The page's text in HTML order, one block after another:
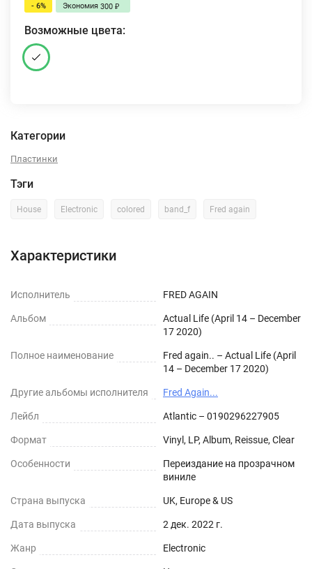
- 6% Экономия 300 ₽
Возможные цвета:
Категории
Пластинки
Тэги
House Electronic colored band_f Fred again
Характеристики
Исполнитель FRED AGAIN
Альбом
Actual Life (April 14 – December
17 2020)
Полное наименование
Fred again.. – Actual Life (April
14 – December 17 2020)
Другие альбомы исполнителя Fred Again...
Лейбл Atlantic – 0190296227905
Формат Vinyl, LP, Album, Reissue, Clear
Особенности
Переиздание на прозрачном
виниле
Страна выпуска UK, Europe & US
Дата выпуска 2 дек. 2022 г.
Жанр Electronic